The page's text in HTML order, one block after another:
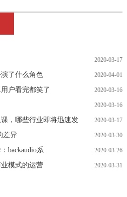
2020-03-17
了什么角色 2020-04-01
户看完都笑了 2020-03-16
2020-03-16
，哪些行业即将迅速发 2020-03-17
差异 2020-03-30
backaudio系 2020-03-26
模式的运营 2020-03-31